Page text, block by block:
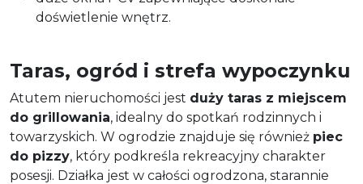
doświetlenie wnętrz.
Taras, ogród i strefa wypoczynku
Atutem nieruchomości jest duży taras z miejscem
do grillowania, idealny do spotkań rodzinnych i
towarzyskich. W ogrodzie znajduje się również piec
do pizzy, który podkreśla rekreacyjny charakter
posesji. Działka jest w całości ogrodzona, starannie